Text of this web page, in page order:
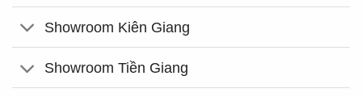
Showroom Kiên Giang
Showroom Tiền Giang